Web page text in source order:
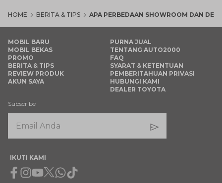
HOME BERITA & TIPS APA PERBEDAAN SHOWROOM DAN
MOBIL BARU
MOBIL BEKAS
PROMO
BERITA & TIPS
REVIEW PRODUK
AKUN SAYA
PURNA JUAL
TENTANG AUTO2000
FAQ
SYARAT & KETENTUAN
PEMBERITAHUAN PRIVASI
HUBUNGI KAMI
DEALER TOYOTA
Subscribe
IKUTI KAMI
Facebook
Instagram
Youtube
X Whatsapp
Tiktok